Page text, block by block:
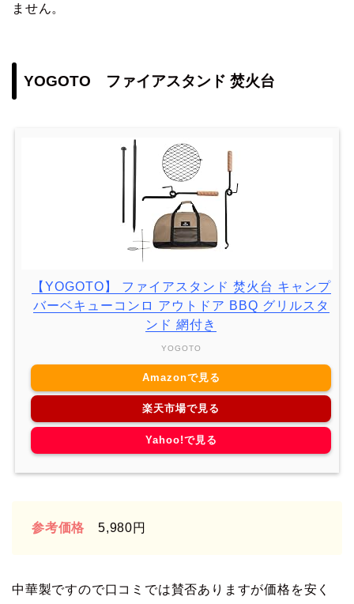
ません。
YOGOTO ファイアスタンド 焚火台
【YOGOTO】 ファイアスタンド 焚火台 キャンプ
バーベキューコンロ アウトドア BBQ グリルスタ
ンド 網付き
YOGOTO
Amazonで見る
楽天市場で見る
Yahoo!で見る
参考価格 5,980円
中華製ですので口コミでは賛否ありますが価格を安く